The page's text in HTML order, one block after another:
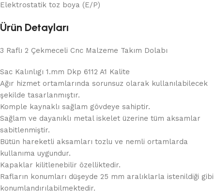
Elektrostatik toz boya (E/P)
Ürün Detayları
3 Raflı 2 Çekmeceli Cnc Malzeme Takım Dolabı
Sac Kalınlıgı 1.mm Dkp 6112 A1 Kalite
Ağır hizmet ortamlarında sorunsuz olarak kullanılabilecek
şekilde tasarlanmıştır.
Komple kaynaklı sağlam gövdeye sahiptir.
Sağlam ve dayanıklı metal iskelet üzerine tüm aksamlar
sabitlenmiştir.
Bütün hareketli aksamları tozlu ve nemli ortamlarda
kullanıma uygundur.
Kapaklar kilitlenebilir özelliktedir.
Rafların konumları düşeyde 25 mm aralıklarla istenildiği gibi
konumlandırılabilmektedir.